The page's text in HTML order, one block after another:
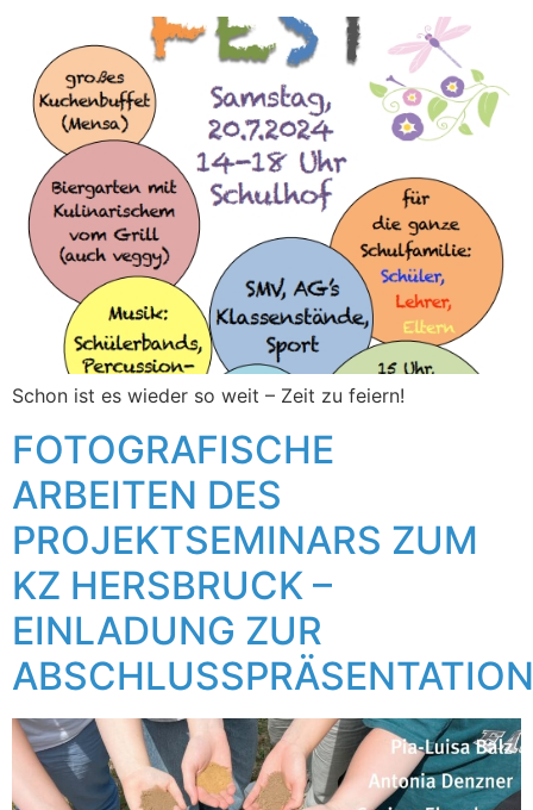
Schon ist es wieder so weit – Zeit zu feiern!
FOTOGRAFISCHE
ARBEITEN DES
PROJEKTSEMINARS ZUM
KZ HERSBRUCK –
EINLADUNG ZUR
ABSCHLUSSPRÄSENTATION